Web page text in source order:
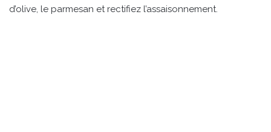
d’olive, le parmesan et rectifiez l’assaisonnement.